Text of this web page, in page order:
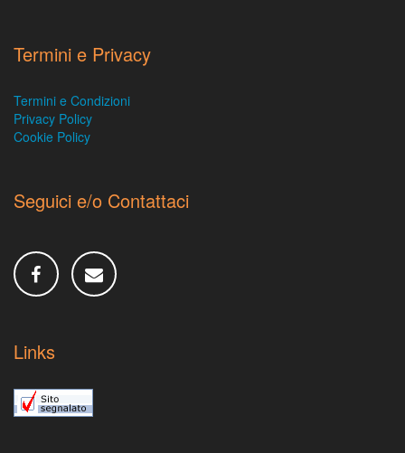
Termini e Privacy
Termini e Condizioni
Privacy Policy
Cookie Policy
Seguici e/o Contattaci
Links